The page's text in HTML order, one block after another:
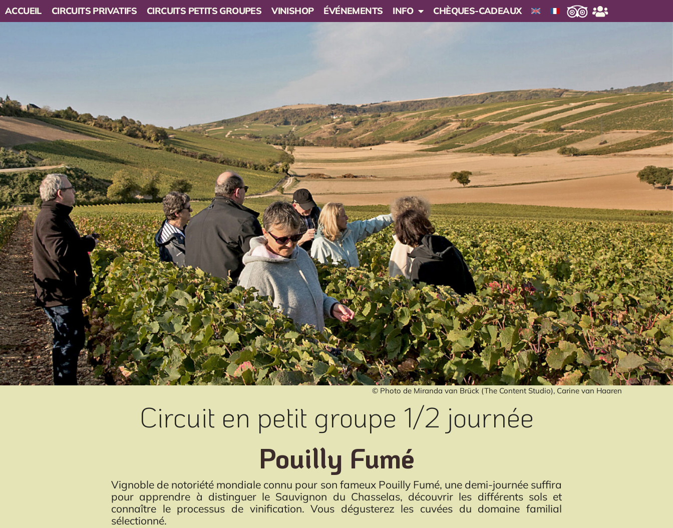
ACCUEIL CIRCUITS PRIVATIFS CIRCUITS PETITS GROUPES VINISHOP ÉVÉNEMENTS INFO CHÈQUES-CADEAUX
© Photo de Miranda van Brück (The Content Studio), Carine van Haaren
Circuit en petit groupe 1/2 journée
Pouilly Fumé
Vignoble de notoriété mondiale connu pour son fameux Pouilly Fumé, une demi-journée suffira
pour apprendre à distinguer le Sauvignon du Chasselas, découvrir les différents sols et
connaître le processus de vinification. Vous dégusterez les cuvées du domaine familial
sélectionné.